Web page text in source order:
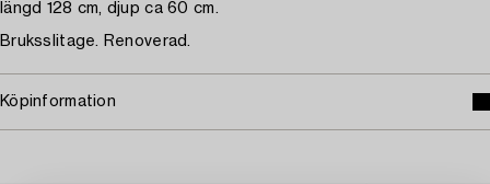
längd 128 cm, djup ca 60 cm.
Bruksslitage. Renoverad.
Köpinformation